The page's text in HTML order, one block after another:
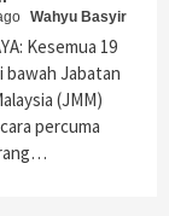
Wahyu Basyir
Kesemua 19
bawah Jabatan
(JMM)
percuma